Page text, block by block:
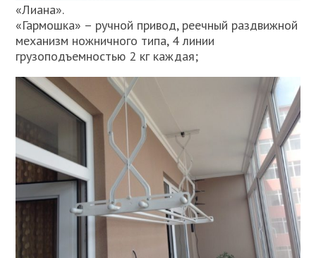
«Лиана».
«Гармошка» – ручной привод, реечный раздвижной
механизм ножничного типа, 4 линии
грузоподъемностью 2 кг каждая;